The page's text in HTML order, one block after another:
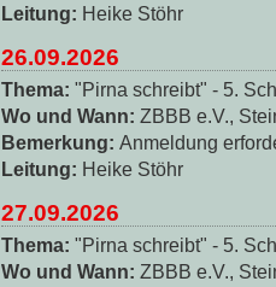
Leitung: Heike Stöhr
26.09.2026
Thema: "Pirna schreibt" - 5.
Wo und Wann: ZBBB e.V.,
Bemerkung: Anmeldung
Leitung: Heike Stöhr
27.09.2026
Thema: "Pirna schreibt" - 5.
Wo und Wann: ZBBB e.V.,